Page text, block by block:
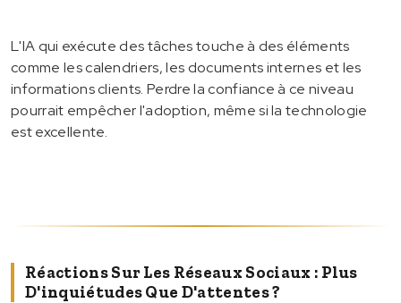
L'IA qui exécute des tâches touche à des éléments
comme les calendriers, les documents internes et les
informations clients. Perdre la confiance à ce niveau
pourrait empêcher l'adoption, même si la technologie
est excellente.
Réactions Sur Les Réseaux Sociaux : Plus
D'inquiétudes Que D'attentes ?